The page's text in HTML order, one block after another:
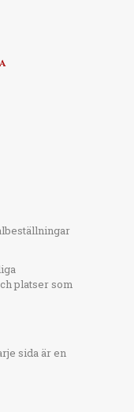
platser som
sida är en